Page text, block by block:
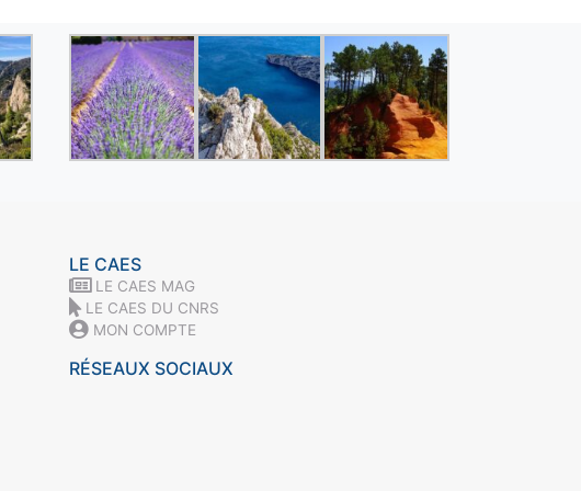
LE CAES
LE CAES MAG
LE CAES DU CNRS
MON COMPTE
RÉSEAUX SOCIAUX